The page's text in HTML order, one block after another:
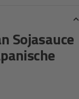
Sojasauce